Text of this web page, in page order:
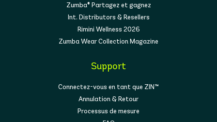
Zumba® Partagez et gagnez
Int. Distributors & Resellers
Rimini Wellness 2026
Zumba Wear Collection Magazine
Support
Connectez-vous en tant que ZIN™
Annulation & Retour
Processus de mesure